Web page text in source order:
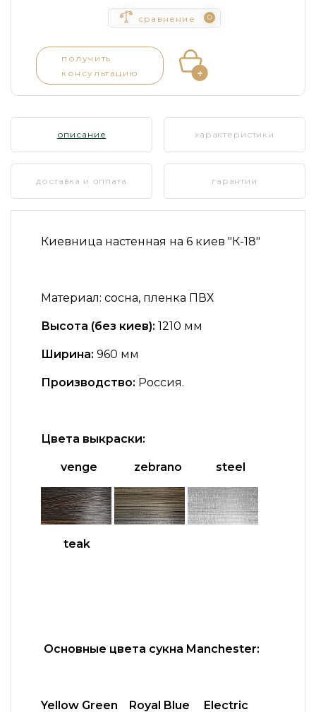
сравнение 0
получить
консультацию
описание характеристики
доставка и оплата гарантии
Киевница настенная на 6 киев "К-18"
Материал: сосна, пленка ПВХ
Высота (без киев): 1210 мм
Ширина: 960 мм
Производство: Россия.
Цвета выкраски:
venge zebrano steel
teak
Основные цвета сукна Manchester:
Yellow Green Royal Blue Electric